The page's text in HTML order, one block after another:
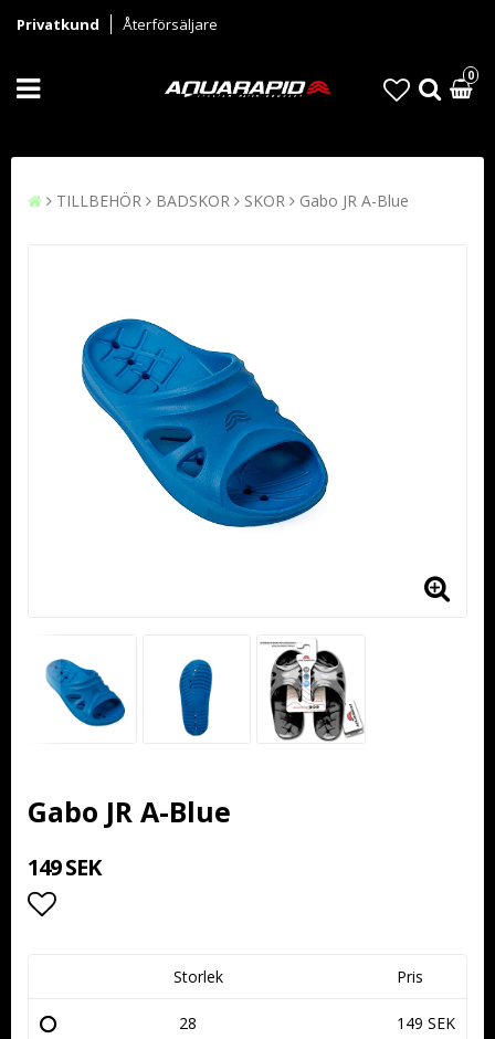
Privatkund Återförsäljare
0
TILLBEHÖR BADSKOR SKOR Gabo JR A-Blue
Gabo JR A-Blue
149 SEK
Storlek Pris
28 149 SEK